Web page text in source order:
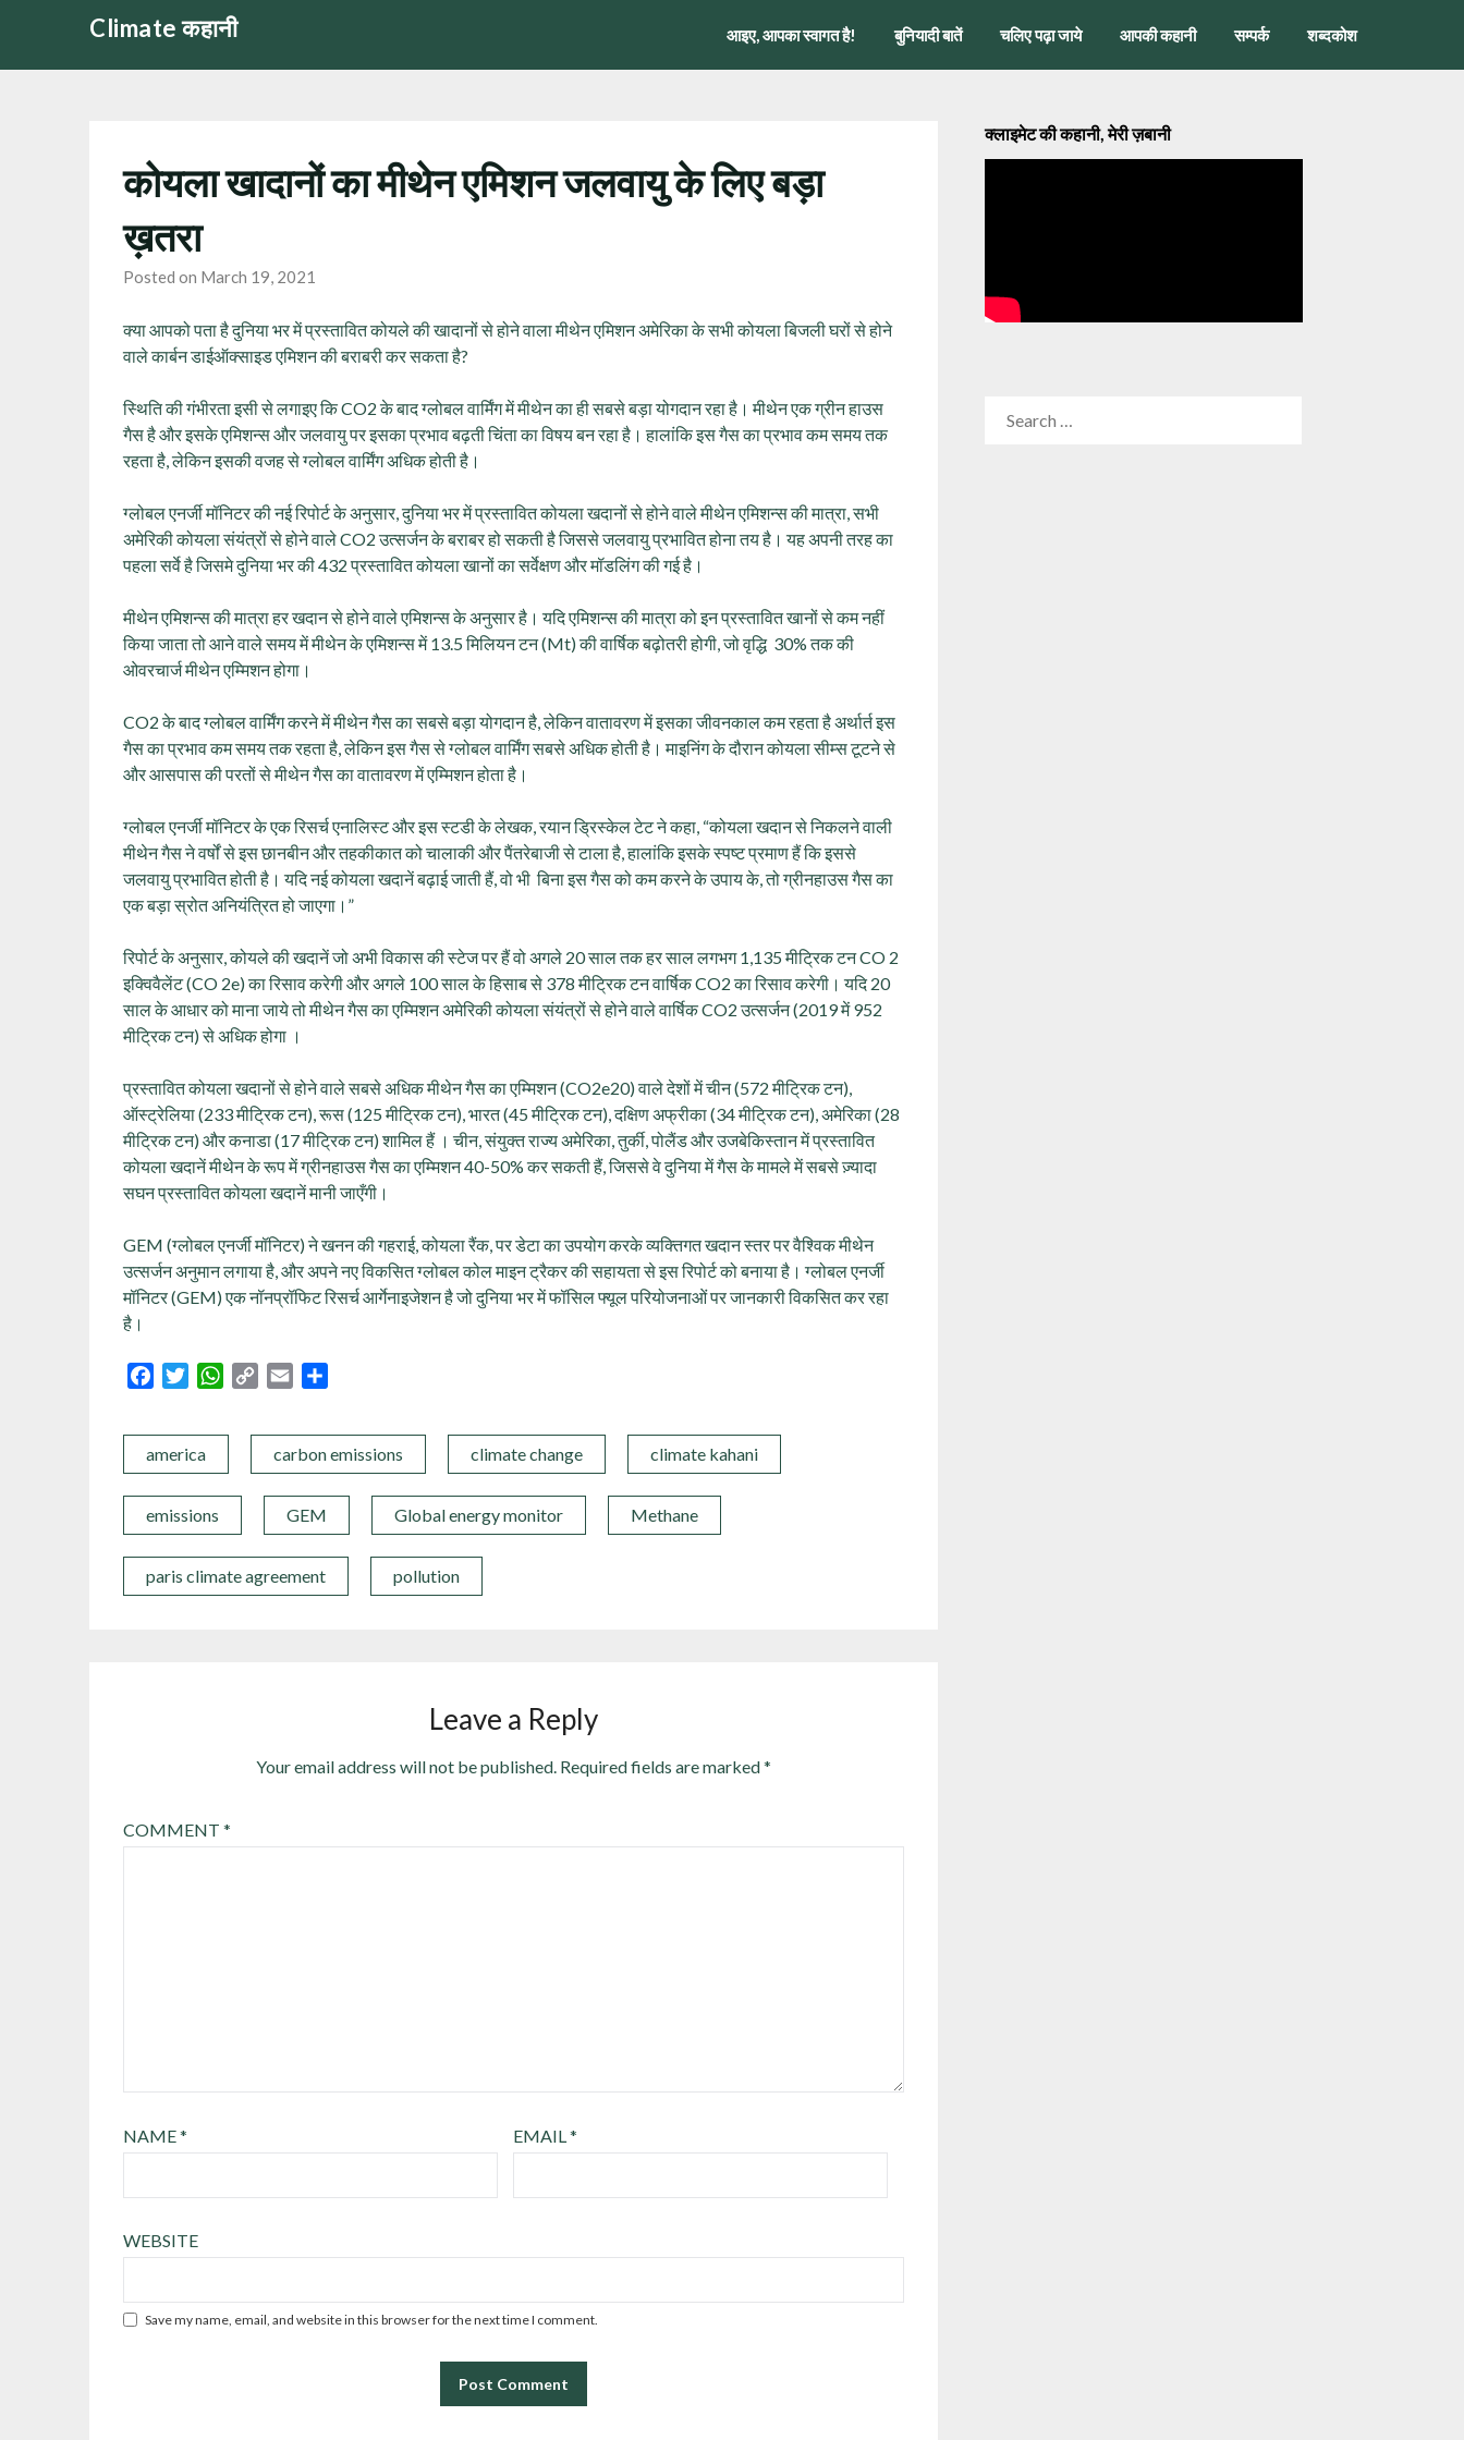
content
Climate कहानी आइए, आपका स्वागत है! बुनियादी बातें चलिए पढ़ा जाये आपकी कहानी सम्पर्क शब्दकोश
कोयला खादानों का मीथेन एमिशन जलवायु के लिए बड़ा
ख़तरा
Posted on March 19, 2021
क्या आपको पता है दुनिया भर में प्रस्तावित कोयले की खादानों से होने वाला मीथेन एमिशन अमेरिका के सभी कोयला बिजली घरों से होने
वाले कार्बन डाईऑक्साइड एमिशन की बराबरी कर सकता है?
स्थिति की गंभीरता इसी से लगाइए कि CO2 के बाद ग्लोबल वार्मिंग में मीथेन का ही सबसे बड़ा योगदान रहा है। मीथेन एक ग्रीन हाउस
गैस है और इसके एमिशन्स और जलवायु पर इसका प्रभाव बढ़ती चिंता का विषय बन रहा है। हालांकि इस गैस का प्रभाव कम समय तक
रहता है, लेकिन इसकी वजह से ग्लोबल वार्मिंग अधिक होती है।
ग्लोबल एनर्जी मॉनिटर की नई रिपोर्ट के अनुसार, दुनिया भर में प्रस्तावित कोयला खदानों से होने वाले मीथेन एमिशन्स की मात्रा, सभी
अमेरिकी कोयला संयंत्रों से होने वाले CO2 उत्सर्जन के बराबर हो सकती है जिससे जलवायु प्रभावित होना तय है। यह अपनी तरह का
पहला सर्वे है जिसमे दुनिया भर की 432 प्रस्तावित कोयला खानों का सर्वेक्षण और मॉडलिंग की गई है।
मीथेन एमिशन्स की मात्रा हर खदान से होने वाले एमिशन्स के अनुसार है। यदि एमिशन्स की मात्रा को इन प्रस्तावित खानों से कम नहीं
किया जाता तो आने वाले समय में मीथेन के एमिशन्स में 13.5 मिलियन टन (Mt) की वार्षिक बढ़ोतरी होगी, जो वृद्धि 30% तक की
ओवरचार्ज मीथेन एम्मिशन होगा।
CO2 के बाद ग्लोबल वार्मिंग करने में मीथेन गैस का सबसे बड़ा योगदान है, लेकिन वातावरण में इसका जीवनकाल कम रहता है अर्थार्त इस
गैस का प्रभाव कम समय तक रहता है, लेकिन इस गैस से ग्लोबल वार्मिंग सबसे अधिक होती है। माइनिंग के दौरान कोयला सीम्स टूटने से
और आसपास की परतों से मीथेन गैस का वातावरण में एम्मिशन होता है।
ग्लोबल एनर्जी मॉनिटर के एक रिसर्च एनालिस्ट और इस स्टडी के लेखक, रयान ड्रिस्केल टेट ने कहा, “कोयला खदान से निकलने वाली
मीथेन गैस ने वर्षों से इस छानबीन और तहकीकात को चालाकी और पैंतरेबाजी से टाला है, हालांकि इसके स्पष्ट प्रमाण हैं कि इससे
जलवायु प्रभावित होती है। यदि नई कोयला खदानें बढ़ाई जाती हैं, वो भी बिना इस गैस को कम करने के उपाय के, तो ग्रीनहाउस गैस का
एक बड़ा स्रोत अनियंत्रित हो जाएगा।”
रिपोर्ट के अनुसार, कोयले की खदानें जो अभी विकास की स्टेज पर हैं वो अगले 20 साल तक हर साल लगभग 1,135 मीट्रिक टन CO 2
इक्विवैलेंट (CO 2e) का रिसाव करेगी और अगले 100 साल के हिसाब से 378 मीट्रिक टन वार्षिक CO2 का रिसाव करेगी। यदि 20
साल के आधार को माना जाये तो मीथेन गैस का एम्मिशन अमेरिकी कोयला संयंत्रों से होने वाले वार्षिक CO2 उत्सर्जन (2019 में 952
मीट्रिक टन) से अधिक होगा ।
प्रस्तावित कोयला खदानों से होने वाले सबसे अधिक मीथेन गैस का एम्मिशन (CO2e20) वाले देशों में चीन (572 मीट्रिक टन),
ऑस्ट्रेलिया (233 मीट्रिक टन), रूस (125 मीट्रिक टन), भारत (45 मीट्रिक टन), दक्षिण अफ्रीका (34 मीट्रिक टन), अमेरिका (28
मीट्रिक टन) और कनाडा (17 मीट्रिक टन) शामिल हैं । चीन, संयुक्त राज्य अमेरिका, तुर्की, पोलैंड और उजबेकिस्तान में प्रस्तावित
कोयला खदानें मीथेन के रूप में ग्रीनहाउस गैस का एम्मिशन 40-50% कर सकती हैं, जिससे वे दुनिया में गैस के मामले में सबसे ज़्यादा
सघन प्रस्तावित कोयला खदानें मानी जाएँगी।
GEM (ग्लोबल एनर्जी मॉनिटर) ने खनन की गहराई, कोयला रैंक, पर डेटा का उपयोग करके व्यक्तिगत खदान स्तर पर वैश्विक मीथेन
उत्सर्जन अनुमान लगाया है, और अपने नए विकसित ग्लोबल कोल माइन ट्रैकर की सहायता से इस रिपोर्ट को बनाया है। ग्लोबल एनर्जी
मॉनिटर (GEM) एक नॉनप्रॉफिट रिसर्च आर्गेनाइजेशन है जो दुनिया भर में फॉसिल फ्यूल परियोजनाओं पर जानकारी विकसित कर रहा
है।
FacebookTwitterWhatsApp
Copy
Email
america carbon emissions climate change climate kahani
emissions GEM Global energy monitor Methane
paris climate agreement pollution
Leave a Reply
Your email address will not be published. Required fields are marked*
COMMENT*
NAME* EMAIL*
WEBSITE
Save my name, email, and website in this browser for the next time I comment.
क्लाइमेट की कहानी, मेरी ज़बानी